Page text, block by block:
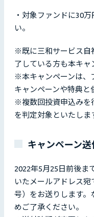
・対象ファンドに30
い。
※既に三和サービス自
了している方も本キャ
※本キャンペーンは、
キャンペーンや特典と
※複数回投資申込みを
を判定対象といたしま
キャンペーン
2022年5月25日前後ま
いたメールアドレス
号）をお送りします。
めご了承ください。